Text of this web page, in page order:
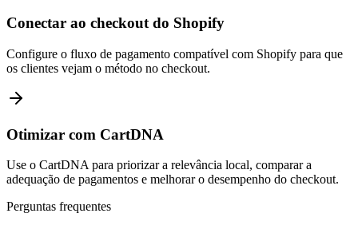
Conectar ao checkout do Shopify
Configure o fluxo de pagamento compatível com Shopify para que
os clientes vejam o método no checkout.
Otimizar com CartDNA
Use o CartDNA para priorizar a relevância local, comparar a
adequação de pagamentos e melhorar o desempenho do checkout.
Perguntas frequentes